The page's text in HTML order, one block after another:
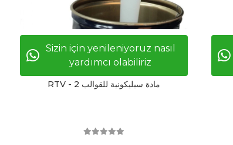
Sizin için yenileniyoruz nasıl
yardımcı olabiliriz
RTV - 2 مادة سيليكونية للقوالب